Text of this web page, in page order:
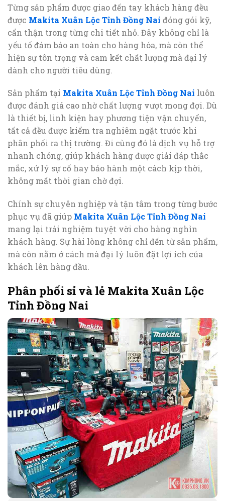
Từng sản phẩm được giao đến tay khách hàng đều
được Makita Xuân Lộc Tỉnh Đồng Nai đóng gói kỹ,
cẩn thận trong từng chi tiết nhỏ. Đây không chỉ là
yếu tố đảm bảo an toàn cho hàng hóa, mà còn thể
hiện sự tôn trọng và cam kết chất lượng mà đại lý
dành cho người tiêu dùng.
Sản phẩm tại Makita Xuân Lộc Tỉnh Đồng Nai luôn
được đánh giá cao nhờ chất lượng vượt mong đợi. Dù
là thiết bị, linh kiện hay phương tiện vận chuyển,
tất cả đều được kiểm tra nghiêm ngặt trước khi
phân phối ra thị trường. Đi cùng đó là dịch vụ hỗ trợ
nhanh chóng, giúp khách hàng được giải đáp thắc
mắc, xử lý sự cố hay bảo hành một cách kịp thời,
không mất thời gian chờ đợi.
Chính sự chuyên nghiệp và tận tâm trong từng bước
phục vụ đã giúp Makita Xuân Lộc Tỉnh Đồng Nai
mang lại trải nghiệm tuyệt vời cho hàng nghìn
khách hàng. Sự hài lòng không chỉ đến từ sản phẩm,
mà còn nằm ở cách mà đại lý luôn đặt lợi ích của
khách lên hàng đầu.
Phân phối sỉ và lẻ Makita Xuân Lộc
Tỉnh Đồng Nai